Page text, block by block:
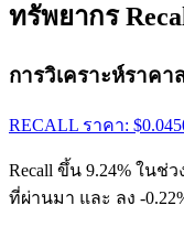
ทรัพยากร
การวิเคราะห์ราคา
RECALL ราคา: $
Recall ขึ้น 9.24% ในช่
ที่ผ่านมา และ ลง -